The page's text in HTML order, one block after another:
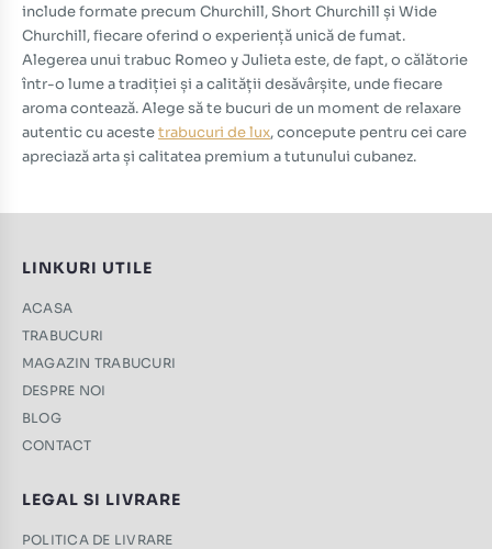
include formate precum Churchill, Short Churchill și Wide
Churchill, fiecare oferind o experiență unică de fumat.
Alegerea unui trabuc Romeo y Julieta este, de fapt, o călătorie
într-o lume a tradiției și a calității desăvârșite, unde fiecare
aroma contează. Alege să te bucuri de un moment de relaxare
autentic cu acestetrabucuri de lux, concepute pentru cei care
apreciază arta și calitatea premium a tutunului cubanez.
LINKURI UTILE
ACASA
TRABUCURI
MAGAZIN TRABUCURI
DESPRE NOI
BLOG
CONTACT
LEGAL SI LIVRARE
POLITICA DE LIVRARE